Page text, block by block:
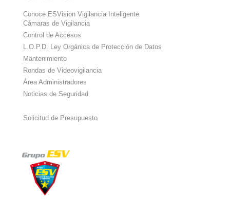
Conoce ESVision Vigilancia Inteligente
Cámaras de Vigilancia
Control de Accesos
L.O.P.D. Ley Orgánica de Protección de Datos
Mantenimiento
Rondas de Videovigilancia
Área Administradores
Noticias de Seguridad
Solicitud de Presupuesto